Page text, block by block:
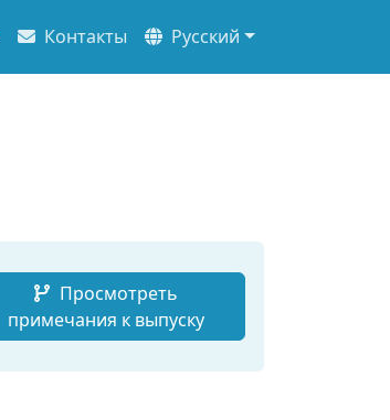
Контакты Русский
Просмотреть
примечания к выпуску